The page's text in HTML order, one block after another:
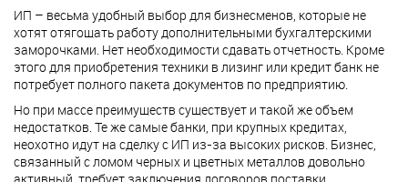
ИП – весьма удобный выбор для бизнесменов, которые не
хотят отягощать работу дополнительными бухгалтерскими
заморочками. Нет необходимости сдавать отчетность. Кроме
этого для приобретения техники в лизинг или кредит банк не
потребует полного пакета документов по предприятию.
Но при массе преимуществ существует и такой же объем
недостатков. Те же самые банки, при крупных кредитах,
неохотно идут на сделку с ИП из-за высоких рисков. Бизнес,
связанный с ломом черных и цветных металлов довольно